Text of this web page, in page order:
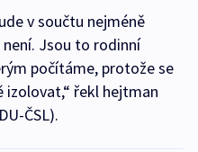
v součtu nejméně
Jsou to rodinní
počítáme, protože se
izolovat,“ řekl hejtman
ČSL).